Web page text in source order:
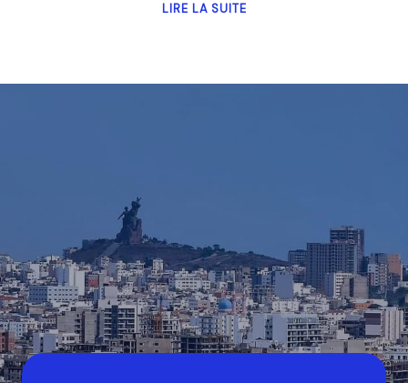
LIRE LA SUITE